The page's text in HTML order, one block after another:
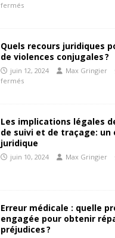
fermés
Quels recours juridiques
de violences conjugales ?
juin 12, 2024 Max Gringier
fermés
Les implications légales
de suivi et de traçage: un
juridique
juin 10, 2024 Max Gringier
Erreur médicale : quelle
engagée pour obtenir
préjudices ?